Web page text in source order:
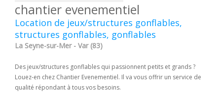
chantier evenementiel
Location de jeux/structures gonflables,
structures gonflables, gonflables
La Seyne-sur-Mer - Var (83)
Des jeux/structures gonflables qui passionnent petits et grands ?
Louez-en chez Chantier Evenementiel. Il va vous offrir un service de
qualité répondant à tous vos besoins.